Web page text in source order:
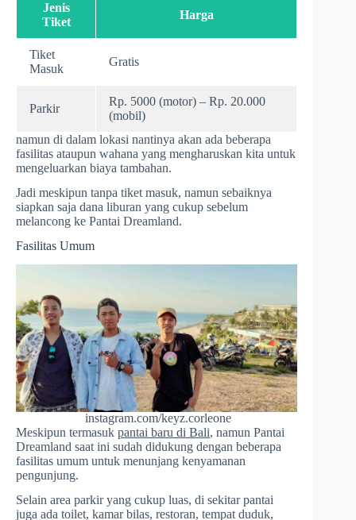
Jenis
Tiket
Harga
Tiket
Masuk
Gratis
Parkir
Rp. 5000 (motor) – Rp. 20.000
(mobil)
namun di dalam lokasi nantinya akan ada beberapa
fasilitas ataupun wahana yang mengharuskan kita untuk
mengeluarkan biaya tambahan.
Jadi meskipun tanpa tiket masuk, namun sebaiknya
siapkan saja dana liburan yang cukup sebelum
melancong ke Pantai Dreamland.
Fasilitas Umum
instagram.com/keyz.corleone
Meskipun termasuk pantai baru di Bali, namun Pantai
Dreamland saat ini sudah didukung dengan beberapa
fasilitas umum untuk menunjang kenyamanan
pengunjung.
Selain area parkir yang cukup luas, di sekitar pantai
juga ada toilet, kamar bilas, restoran, tempat duduk,